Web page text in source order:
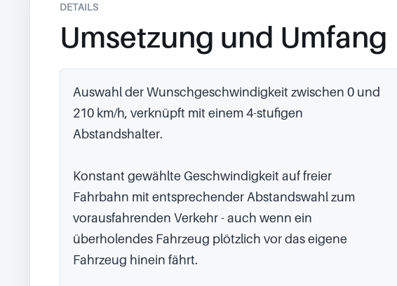
DETAILS
Umsetzung und Umfang
Auswahl der Wunschgeschwindigkeit zwischen 0 und
210 km/h, verknüpft mit einem 4-stufigen
Abstandshalter.
Konstant gewählte Geschwindigkeit auf freier
Fahrbahn mit entsprechender Abstandswahl zum
vorausfahrenden Verkehr - auch wenn ein
überholendes Fahrzeug plötzlich vor das eigene
Fahrzeug hinein fährt.